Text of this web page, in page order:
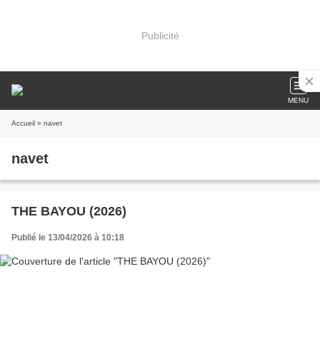
Publicité
MENU
Accueil » navet
navet
THE BAYOU (2026)
Publié le 13/04/2026 à 10:18